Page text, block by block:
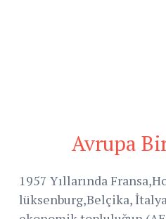
Avrupa
1957 Yıllarında
lüksenburg,Belçika,